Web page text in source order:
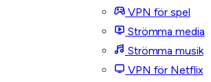
VPN för spel
Strömma media
Strömma musik
VPN för Netflix